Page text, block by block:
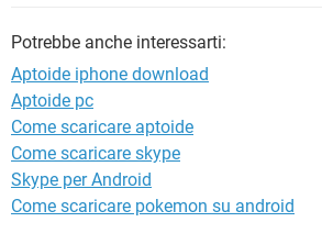
INSTAGRAM
TIKTOK
Potrebbe anche interessarti:
Aptoide iphone download
Aptoide pc
Come scaricare aptoide
Come scaricare skype
Skype per Android
Come scaricare pokemon su android